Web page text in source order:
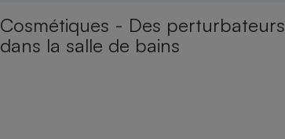
Cosmétiques - Des perturbateurs
dans la salle de bains